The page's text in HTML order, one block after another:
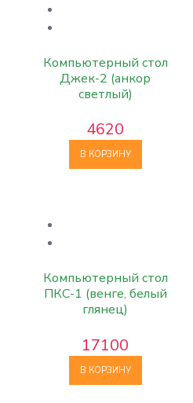
Компьютерный стол
Джек-2 (анкор
светлый)
4620
В КОРЗИНУ
Компьютерный стол
ПКС-1 (венге, белый
глянец)
17100
В КОРЗИНУ